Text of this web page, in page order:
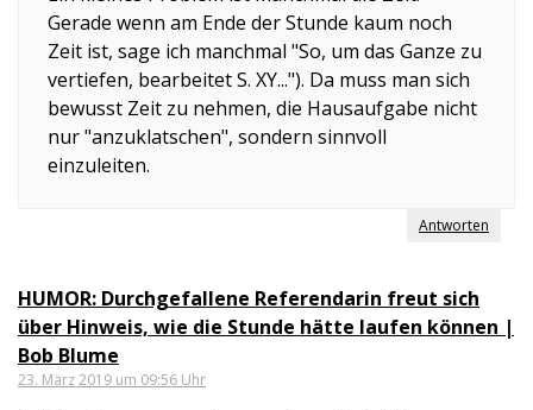
Gerade wenn am Ende der Stunde kaum noch
Zeit ist, sage ich manchmal "So, um das Ganze zu
vertiefen, bearbeitet S. XY..."). Da muss man sich
bewusst Zeit zu nehmen, die Hausaufgabe nicht
nur "anzuklatschen", sondern sinnvoll
einzuleiten.
Antworten
HUMOR: Durchgefallene Referendarin freut sich
über Hinweis, wie die Stunde hätte laufen können |
Bob Blume
23. März 2019 um 09:56 Uhr